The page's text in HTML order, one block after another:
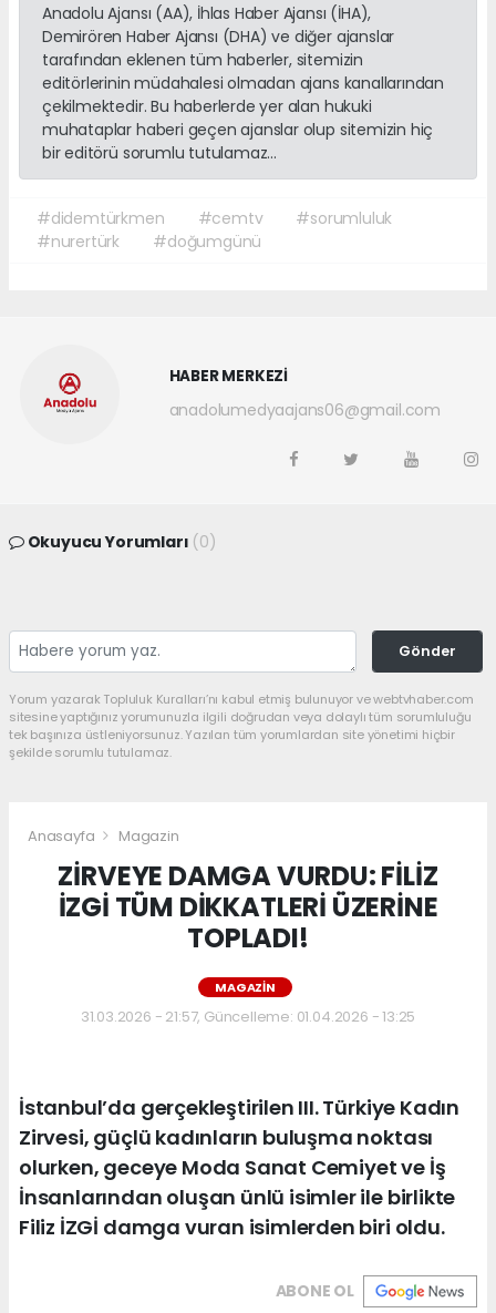
Anadolu Ajansı (AA), İhlas Haber Ajansı (İHA),
Demirören Haber Ajansı (DHA) ve diğer ajanslar
tarafından eklenen tüm haberler, sitemizin
editörlerinin müdahalesi olmadan ajans kanallarından
çekilmektedir. Bu haberlerde yer alan hukuki
muhataplar haberi geçen ajanslar olup sitemizin hiç
bir editörü sorumlu tutulamaz...
#didemtürkmen #cemtv
#sorumluluk
#nurertürk
#doğumgünü
HABER MERKEZİ
anadolumedyaajans06@gmail.com
Okuyucu Yorumları (0)
Gönder
Yorum yazarak Topluluk Kuralları’nı kabul etmiş bulunuyor ve webtvhaber.com
sitesine yaptığınız yorumunuzla ilgili doğrudan veya dolaylı tüm sorumluluğu
tek başınıza üstleniyorsunuz. Yazılan tüm yorumlardan site yönetimi hiçbir
şekilde sorumlu tutulamaz.
Anasayfa Magazin
ZİRVEYE DAMGA VURDU: FİLİZ
İZGİ TÜM DİKKATLERİ ÜZERİNE
TOPLADI!
MAGAZIN
31.03.2026 - 21:57, Güncelleme: 01.04.2026 - 13:25
İstanbul’da gerçekleştirilen III. Türkiye Kadın
Zirvesi, güçlü kadınların buluşma noktası
olurken, geceye Moda Sanat Cemiyet ve İş
İnsanlarından oluşan ünlü isimler ile birlikte
Filiz İZGİ damga vuran isimlerden biri oldu.
ABONE OL